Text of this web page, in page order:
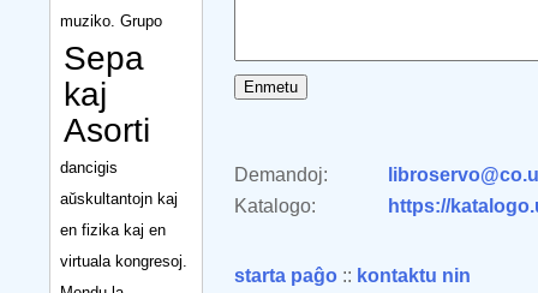
muziko. Grupo
Sepa
kaj
Asorti
dancigis
aŭskultantojn kaj
en fizika kaj en
virtuala kongresoj.
Demandoj:
Katalogo:
https://
starta paĝo :: kontaktu nin